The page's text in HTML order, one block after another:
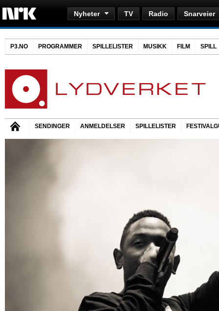
Nyheter TV Radio Snarveier
P3.NO PROGRAMMER SPILLELISTER MUSIKK FILM SPILL
SENDINGER ANMELDELSER SPILLELISTER